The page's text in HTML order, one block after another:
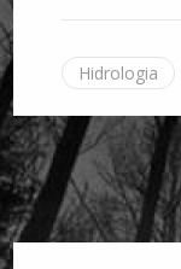
Hidrologia